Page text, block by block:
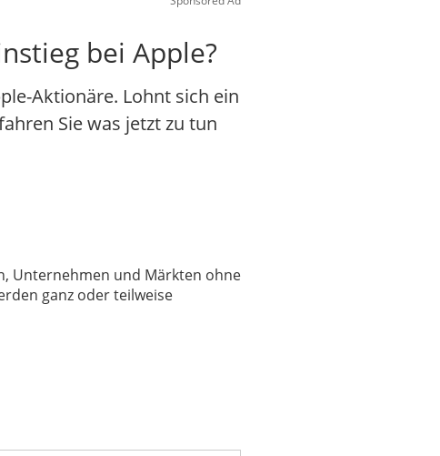
bei Apple?
Aktionäre. Lohnt sich ein
Sie was jetzt zu tun
Unternehmen und Märkten ohne
ganz oder teilweise